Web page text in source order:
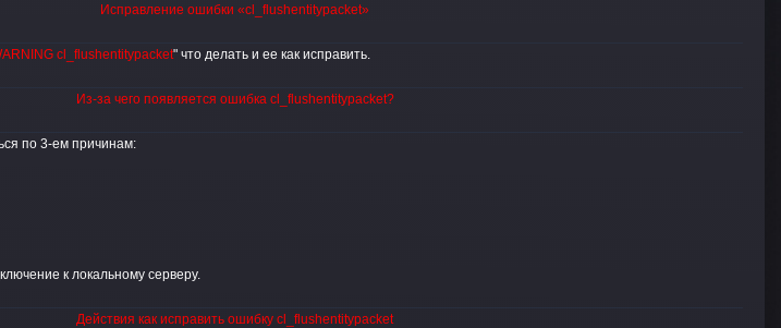
Исправление ошибки «cl_flushentitypacket»
cl_flushentitypacket" что делать и ее как исправить.
Из-за чего появляется ошибка cl_flushentitypacket?
по 3-ем причинам:
к локальному серверу.
Действия как исправить ошибку cl_flushentitypacket